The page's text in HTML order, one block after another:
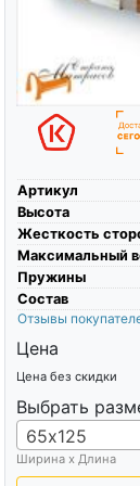
Артикул
Высота
Жесткость
Максимальный
Пружины
Состав
Отзывы
Цена
Цена без скидки
Выбрать
65х125
Ширина х Длина